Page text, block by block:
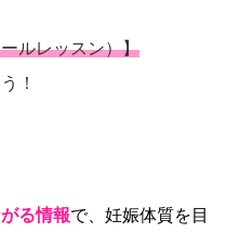
ルレッスン）】
！
る情報で、妊娠体質を目